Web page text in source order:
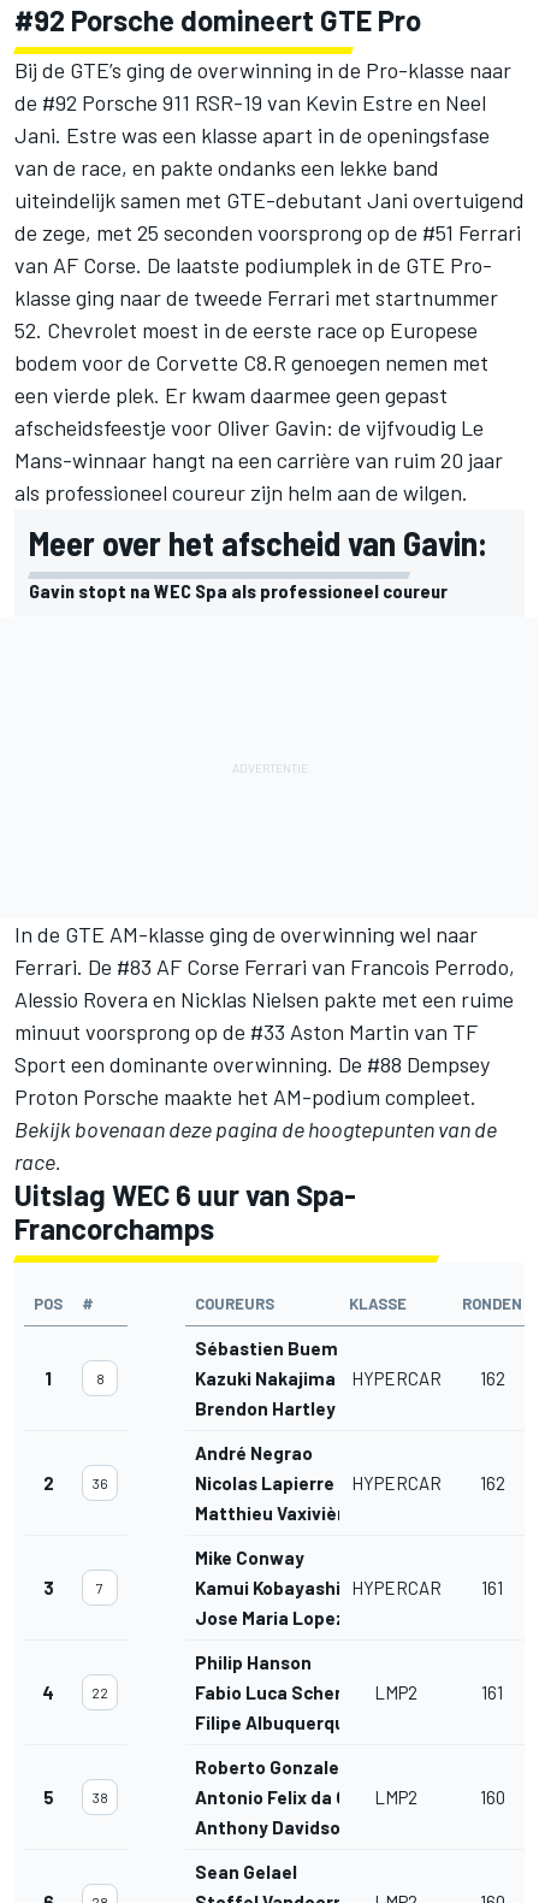
#92 Porsche domineert GTE Pro
Bij de GTE’s ging de overwinning in de Pro-klasse naar
de #92 Porsche 911 RSR-19 van Kevin Estre en Neel
Jani. Estre was een klasse apart in de openingsfase
van de race, en pakte ondanks een lekke band
uiteindelijk samen met GTE-debutant Jani overtuigend
de zege, met 25 seconden voorsprong op de #51 Ferrari
van AF Corse. De laatste podiumplek in de GTE Pro-
klasse ging naar de tweede Ferrari met startnummer
52. Chevrolet moest in de eerste race op Europese
bodem voor de Corvette C8.R genoegen nemen met
een vierde plek. Er kwam daarmee geen gepast
afscheidsfeestje voor Oliver Gavin: de vijfvoudig Le
Mans-winnaar hangt na een carrière van ruim 20 jaar
als professioneel coureur zijn helm aan de wilgen.
Meer over het afscheid van Gavin:
Gavin stopt na WEC Spa als professioneel coureur
In de GTE AM-klasse ging de overwinning wel naar
Ferrari. De #83 AF Corse Ferrari van Francois Perrodo,
Alessio Rovera en Nicklas Nielsen pakte met een ruime
minuut voorsprong op de #33 Aston Martin van TF
Sport een dominante overwinning. De #88 Dempsey
Proton Porsche maakte het AM-podium compleet.
Bekijk bovenaan deze pagina de hoogtepunten van de
race.
Uitslag WEC 6 uur van Spa-
Francorchamps
POS # COUREURS KLASSE RONDEN
1 8
Sébastien Buemi
Kazuki Nakajima
Brendon Hartley
HYPERCAR 162
2 36
André Negrao
Nicolas Lapierre
Matthieu Vaxivière
HYPERCAR 162
3 7
Mike Conway
Kamui Kobayashi
Jose Maria Lopez
HYPERCAR 161
4 22
Philip Hanson
Fabio Luca Scherer
Filipe Albuquerque
LMP2 161
5 38
Roberto Gonzalez
Antonio Felix da Costa
Anthony Davidson
LMP2 160
Sean Gelael